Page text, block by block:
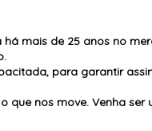
há mais de 25 anos no
para garantir
que nos move. Venha ser